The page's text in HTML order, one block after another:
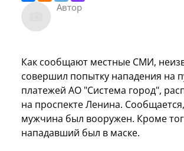
Автор
Как сообщают местные СМИ,
совершил попытку нападения на
платежей АО "Система город",
на проспекте Ленина.
мужчина был вооружен. Кроме
нападавший был в маске.